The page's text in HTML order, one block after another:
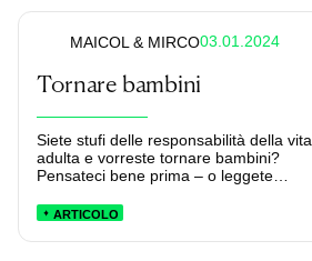
MAICOL & MIRCO03.01.2024
Tornare bambini
Siete stufi delle responsabilità della vita
adulta e vorreste tornare bambini?
Pensateci bene prima – o leggete
ARTICOLO